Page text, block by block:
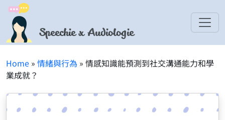
Speechie x Audiologie
Home » 情緒與行為 » 情感知識能預測到社交溝通能力和學
業成就？